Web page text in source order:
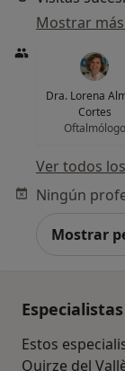
Mostrar
Dra. Lorena
Cortes
Oftalmólogo
Ver todos
Mostrar
Estos
Quirze del